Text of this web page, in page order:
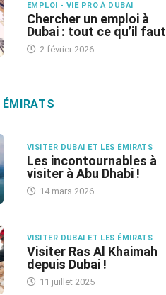
EMPLOI - VIE PRO À DUBAI
Chercher un emploi à
Dubai : tout ce qu’il faut
2 février 2026
VISITER DUBAI ET LES ÉMIRATS
Les incontournables à
visiter à Abu Dhabi !
14 mars 2026
VISITER DUBAI ET LES ÉMIRATS
Visiter Ras Al Khaimah
depuis Dubai !
11 juillet 2025